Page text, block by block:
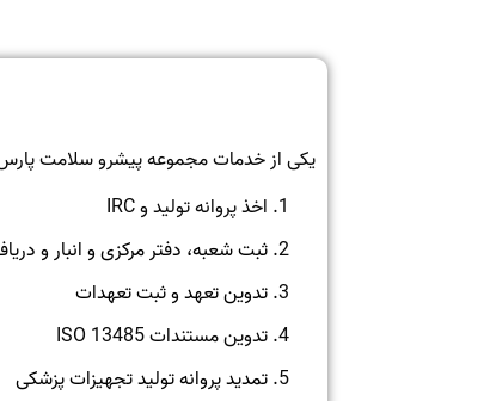
یکی از خدمات مجموعه پیشرو سلامت
اخذ پروانه تولید و IRC
ثبت شعبه، دفتر مرکزی و انبار و
تدوین تعهد و ثبت تعهدات
تدوین مستندات ISO 13485
تمدید پروانه تولید تجهیزات پزشکی